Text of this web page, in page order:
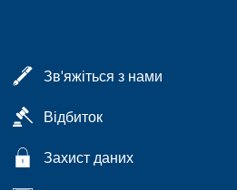
Зв'яжіться з нами
Відбиток
Захист даних